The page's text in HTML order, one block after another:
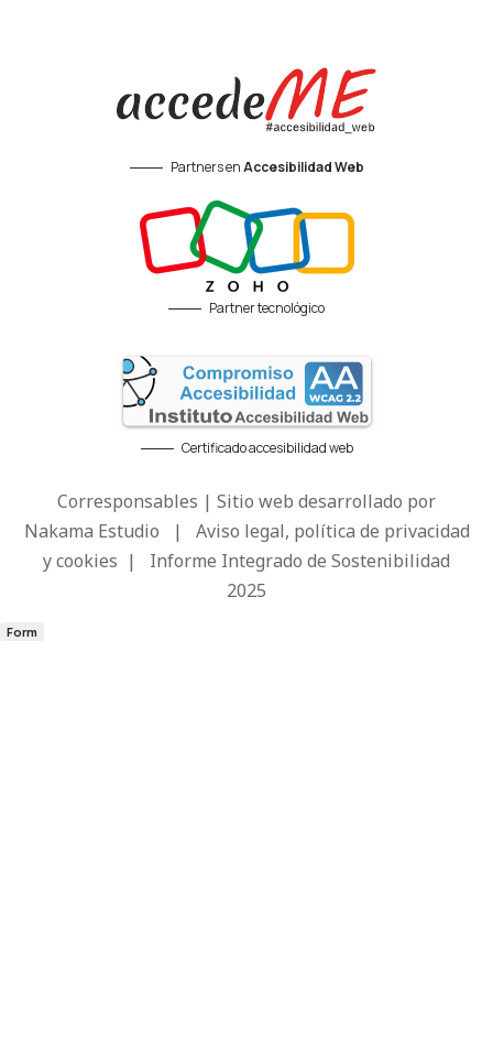
Partners enAccesibilidad Web
Partner tecnológico
Certificado accesibilidad web
Corresponsables | Sitio web desarrollado por
Nakama Estudio | Aviso legal, política de privacidad
y cookies | Informe Integrado de Sostenibilidad
2025
Form